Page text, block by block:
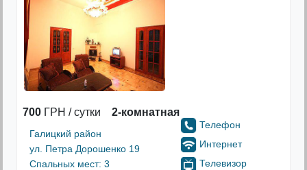
700 ГРН / сутки 2-комнатная
Галицкий район
ул. Петра Дорошенко 19
Спальных мест: 3
Телефон
Интернет
Телевизор